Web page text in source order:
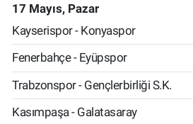
17 Mayıs, Pazar
Kayserispor - Konyaspor
Fenerbahçe - Eyüpspor
Trabzonspor - Gençlerbirliği S.K.
Kasımpaşa - Galatasaray